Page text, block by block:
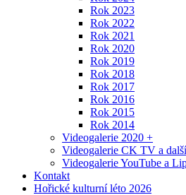
Rok 2023
Rok 2022
Rok 2021
Rok 2020
Rok 2019
Rok 2018
Rok 2017
Rok 2016
Rok 2015
Rok 2014
Videogalerie 2020 +
Videogalerie CK TV a
Videogalerie YouTube a
Kontakt
Hořické kulturní léto 2026